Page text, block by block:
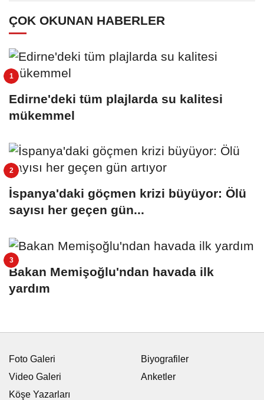
ÇOK OKUNAN HABERLER
Edirne'deki tüm plajlarda su kalitesi
mükemmel
İspanya'daki göçmen krizi büyüyor: Ölü
sayısı her geçen gün...
Bakan Memişoğlu'ndan havada ilk
yardım
Foto Galeri
Video Galeri
Köşe Yazarları
Biyografiler
Anketler